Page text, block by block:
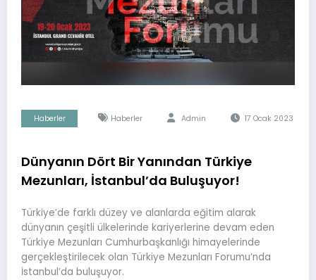
Haberler Haberler Admin 17 Ocak 2023
Dünyanın Dört Bir Yanından Türkiye
Mezunları, İstanbul’da Buluşuyor!
Türkiye’de farklı düzey ve alanlarda eğitim alarak
dünyanın çeşitli ülkelerinde kariyerlerine devam eden
Türkiye Mezunları Cumhurbaşkanlığı himayelerinde
gerçekleştirilecek olan Türkiye Mezunları Forumu’nda
İstanbul’da buluşuyor.